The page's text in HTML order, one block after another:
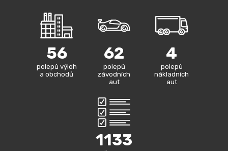
56
polepů výloh
a obchodů
62
polepů
závodních
aut
4
polepů
nákladních
aut
1133